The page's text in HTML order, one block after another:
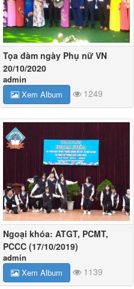
Tọa đàm ngày Phụ nữ VN
20/10/2020
admin
Xem Album
1249
Ngoại khóa: ATGT, PCMT,
PCCC (17/10/2019)
admin
Xem Album
1139